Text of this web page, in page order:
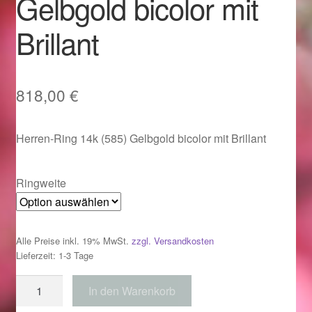
Im Gedenken an
Impressum
Karneval 2015 – Schmuck zu Fasching & Co.
Kasse
Liefer- und Versandkosten
Magisches und Festliches zu Halloween
Brillant
818,00 €
Herren-Ring 14k (585) Gelbgold bicolor mit Brillant
Ringweite
Alle Preise inkl. 19% MwSt. zzgl. Versandkosten
Lieferzeit: 1-3 Tage
Ring
In den Warenkorb